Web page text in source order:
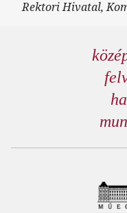
Rektori Hivatal,